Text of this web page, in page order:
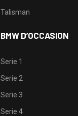
Talisman
BMW D’OCCASION
Serie 1
Serie 2
Serie 3
Serie 4